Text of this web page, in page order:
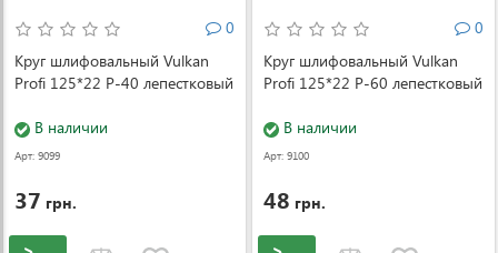
0
Круг шлифовальный Vulkan
Profi 125*22 Р-40 лепестковый
В наличии
Арт: 9099
37 грн.
0
Круг шлифовальный Vulkan
Profi 125*22 Р-60 лепестковый
В наличии
Арт: 9100
48 грн.